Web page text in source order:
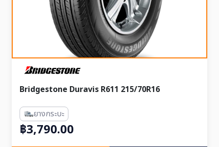
Bridgestone Duravis R611 215/70R16
ยางกระบะ
฿3,790.00